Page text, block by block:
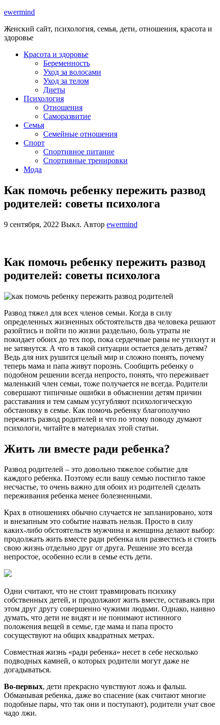
ewermind
Женский сайт, психология, семья, дети, отношения, красота и
здоровье
Красота и здоровье
Беременность
Уход за волосами
Уход за телом
Диеты
Психология
Отношения
Саморазвитие
Семья
Семейные отношения
Спорт
Спортивное питание
Спортивные тренировки
Мода
Как помочь ребенку пережить развод
родителей: советы психолога
9 сентября, 2022 Выкл. Автор ewermind
Как помочь ребенку пережить развод
родителей: советы психолога
Развод тяжел для всех членов семьи. Когда в силу
определенных жизненных обстоятельств два человека решают
разойтись и пойти по жизни раздельно, боль утраты не
покидает обоих до тех пор, пока сердечные раны не утихнут и
не затянутся. А что в такой ситуации остается делать детям?
Ведь для них рушится целый мир и сложно понять, почему
теперь мама и папа живут порознь. Сообщить ребенку о
подобном решении всегда непросто, понять, что переживает
маленький член семьи, тоже получается не всегда. Родители
совершают типичные ошибки в объяснении детям причин
расставания и тем самым усугубляют психологическую
обстановку в семье. Как помочь ребенку благополучно
пережить развод родителей и что по этому поводу думают
психологи, читайте в материалах этой статьи.
Жить ли вместе ради ребенка?
Развод родителей – это довольно тяжелое событие для
каждого ребенка. Поэтому если вашу семью постигло такое
несчастье, то очень важно для обоих из родителей сделать
переживания ребенка менее болезненными.
Крах в отношениях обычно случается не запланировано, хотя
и внезапным это событие назвать нельзя. Просто в силу
каких-либо обстоятельств мужчина и женщина делают выбор:
продолжать жить вместе ради ребенка или развестись и стоить
свою жизнь отдельно друг от друга. Решение это всегда
непростое, особенно если в семье есть дети.
Одни считают, что не стоит травмировать психику
собственных детей, и продолжают жить вместе, оставаясь при
этом друг другу совершенно чужими людьми. Однако, наивно
думать, что дети не видят и не понимают истинного
положения вещей в семье, где мама и папа просто
сосуществуют на общих квадратных метрах.
Совместная жизнь «ради ребенка» несет в себе несколько
подводных камней, о которых родители могут даже не
догадываться.
Во-первых, дети прекрасно чувствуют ложь и фальш.
Обманывая ребенка, даже во спасение (как считают многие
подобные пары, что так они и поступают), родители учат свое
чадо лжи.